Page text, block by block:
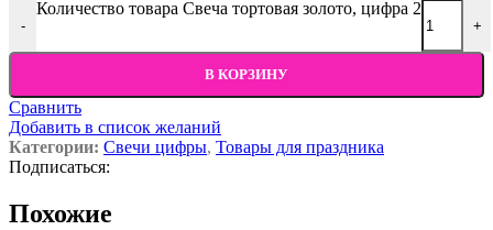
-
Количество товара Свеча тортовая золото, цифра 2
+
В КОРЗИНУ
Сравнить
Добавить в список желаний
Категории: Свечи цифры, Товары для праздника
Подписаться:
Похожие